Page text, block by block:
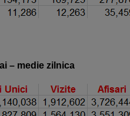
– medie zilnica